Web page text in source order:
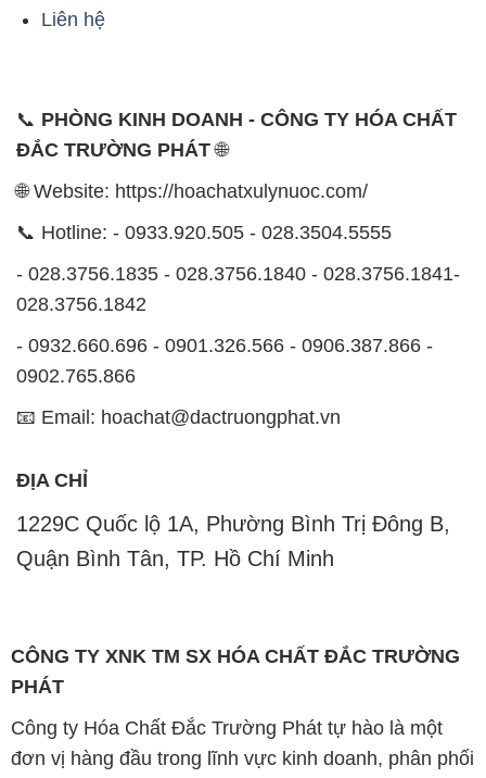
Liên hệ
📞 PHÒNG KINH DOANH - CÔNG TY HÓA CHẤT
ĐẮC TRƯỜNG PHÁT🌐
🌐 Website: https://hoachatxulynuoc.com/
📞 Hotline: - 0933.920.505 - 028.3504.5555
- 028.3756.1835 - 028.3756.1840 - 028.3756.1841-
028.3756.1842
- 0932.660.696 - 0901.326.566 - 0906.387.866 -
0902.765.866
📧 Email: hoachat@dactruongphat.vn
ĐỊA CHỈ
1229C Quốc lộ 1A, Phường Bình Trị Đông B,
Quận Bình Tân, TP. Hồ Chí Minh
CÔNG TY XNK TM SX HÓA CHẤT ĐẮC TRƯỜNG
PHÁT
Công ty Hóa Chất Đắc Trường Phát tự hào là một
đơn vị hàng đầu trong lĩnh vực kinh doanh, phân phối